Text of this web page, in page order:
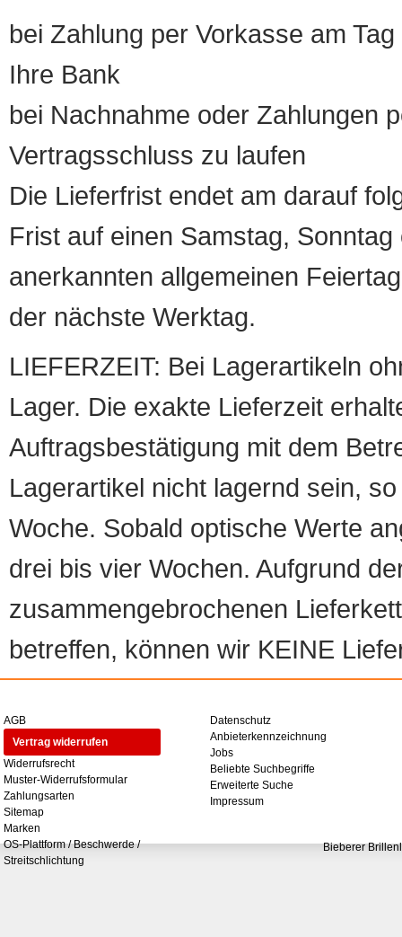
bei Zahlung per Vorkasse am
Ihre Bank
bei Nachnahme oder Zahlungen
Vertragsschluss zu laufen
Die Lieferfrist endet am darauf
Frist auf einen Samstag,
anerkannten allgemeinen
der nächste Werktag.
LIEFERZEIT: Bei Lagerartikeln
Lager. Die exakte Lieferzeit
Auftragsbestätigung mit dem
Lagerartikel nicht lagernd sein,
Woche. Sobald optische Werte
drei bis vier Wochen. Aufgrund
zusammengebrochenen
betreffen, können wir KEINE
AGB
Vertrag widerrufen
Widerrufsrecht
Muster-Widerrufsformular
Zahlungsarten
Sitemap
Marken
OS-Plattform / Beschwerde /
Streitschlichtung
Datenschutz
Anbieterkennzeichnung
Jobs
Beliebte Suchbegriffe
Erweiterte Suche
Impressum
Bieberer